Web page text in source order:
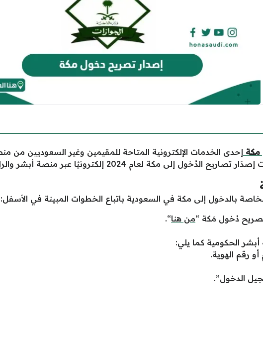
مكة إحدى الخدمات الإلكترونية المتاحة للمقيمين وغير السعوديين من
الدُخول إلى مكة لعام 2024 إلكترونيًا عبر منصة أبشر والرابط الخاص بالخدمة.
بالدخول إلى مكة في السعودية باتباع الخطوات المبينة في
تَصريح دُخول مَكة “من هنا“.
الحكومية كما يلي:
رقم الهوية.
الدخول”.